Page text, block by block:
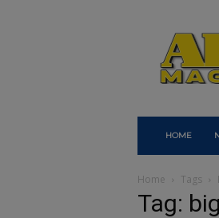
Armi
HOME
Home Tags
Tag: